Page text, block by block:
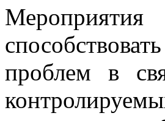
проблем в